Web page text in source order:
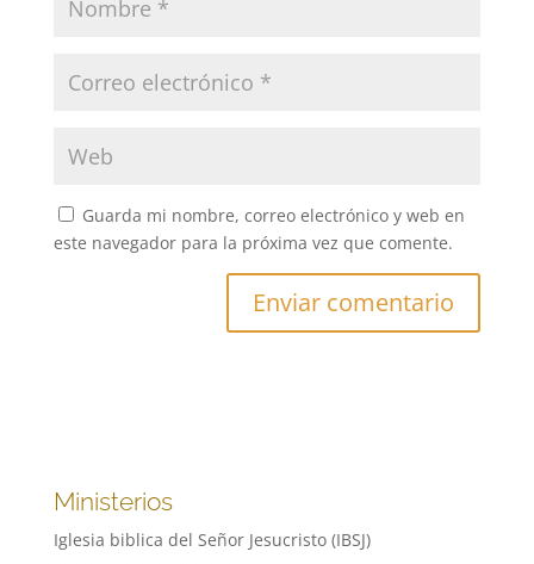
Guarda mi nombre, correo electrónico y web en
este navegador para la próxima vez que comente.
Ministerios
Iglesia biblica del Señor Jesucristo (IBSJ)